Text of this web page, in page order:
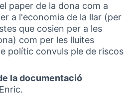
paper de la dona com a
a l'economia de la llar (per
que cosien per a les
com per les lluites
polític convuls ple de riscos
la documentació